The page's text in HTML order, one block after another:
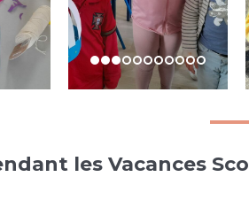
les Vacances